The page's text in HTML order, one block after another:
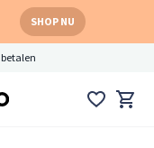
SHOP NU